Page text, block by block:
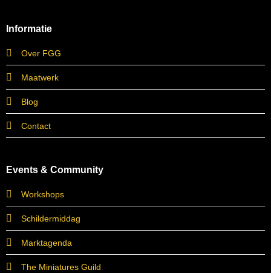
Informatie
Over FGG
Maatwerk
Blog
Contact
Events & Community
Workshops
Schildermiddag
Marktagenda
The Miniatures Guild